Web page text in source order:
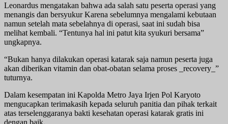
Leonardus mengatakan bahwa ada salah satu peserta operasi yang
menangis dan bersyukur Karena sebelumnya mengalami kebutaan
namun setelah mata sebelahnya di operasi, saat ini sudah bisa
melihat kembali. “Tentunya hal ini patut kita syukuri bersama”
ungkapnya.
“Bukan hanya dilakukan operasi katarak saja namun peserta juga
akan diberikan vitamin dan obat-obatan selama proses _recovery_”
tuturnya.
Dalam kesempatan ini Kapolda Metro Jaya Irjen Pol Karyoto
mengucapkan terimakasih kepada seluruh panitia dan pihak terkait
atas terselenggaranya bakti kesehatan operasi katarak gratis ini
dengan baik.